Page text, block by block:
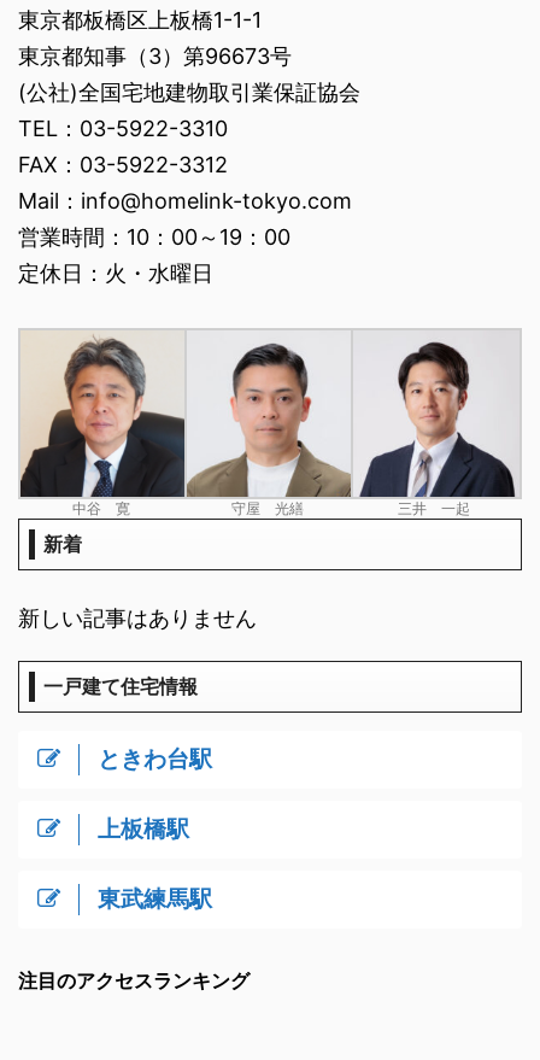
東京都板橋区上板橋1-1-1
東京都知事（3）第96673号
(公社)全国宅地建物取引業保証協会
TEL：03-5922-3310
FAX：03-5922-3312
Mail：info@homelink-tokyo.com
営業時間：10：00～19：00
定休日：火・水曜日
中谷 寛 守屋 光繕 三井 一起
新着
新しい記事はありません
一戸建て住宅情報
ときわ台駅
上板橋駅
東武練馬駅
注目のアクセスランキング